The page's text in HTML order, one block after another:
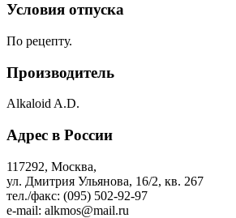
Условия отпуска
По рецепту.
Производитель
Alkaloid A.D.
Адрес в России
117292, Москва,
ул. Дмитрия Ульянова, 16/2, кв. 267
тел./факс: (095) 502-92-97
e-mail: alkmos@mail.ru